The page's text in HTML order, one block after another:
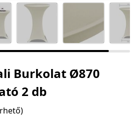
Burkolat Ø870
2 db